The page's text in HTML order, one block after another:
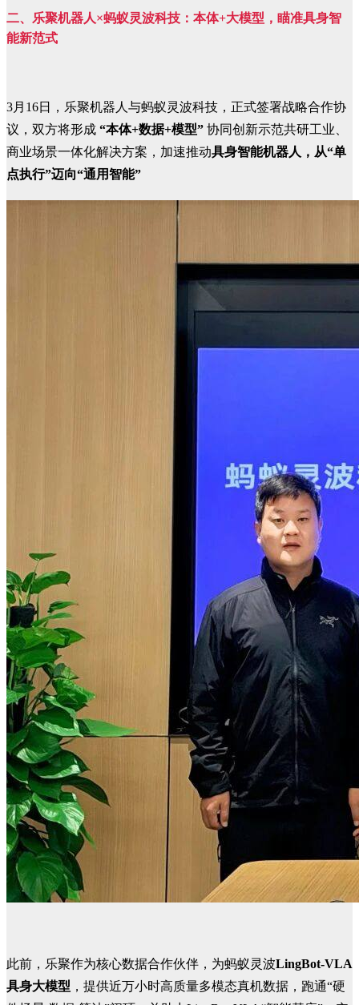
二、 乐聚机器人×蚂蚁灵波科技：本体+大模型，瞄准具身智
能新范式
3月16日，乐聚机器人与蚂蚁灵波科技，正式签署战略合作协
议，双方将形成 “本体+数据+模型” 协同创新示范共研工业、
商业场景一体化解决方案，加速推动具身智能机器人，从“单
点执行”迈向“通用智能”
此前，乐聚作为核心数据合作伙伴，为蚂蚁灵波LingBot-VLA
具身大模型 ，提供近万小时高质量多模态真机数据，跑通“硬